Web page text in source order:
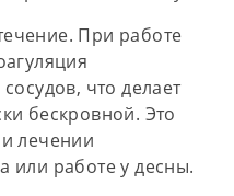
При работе
что делает
бескровной. Это
лечении
или работе у десны.